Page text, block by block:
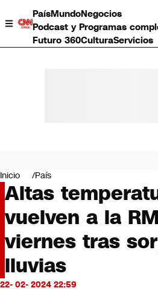
PaísMundoNegocios
Podcast y Programas
Futuro 360CulturaServicios
Negocios
Deportes
Programas completos
Cultura
Servicios
Bits
CNN tiempo
Futuro 360
Inicio País
Altas
vuelven a la
viernes tras
lluvias
22- 02- 2024 22:59